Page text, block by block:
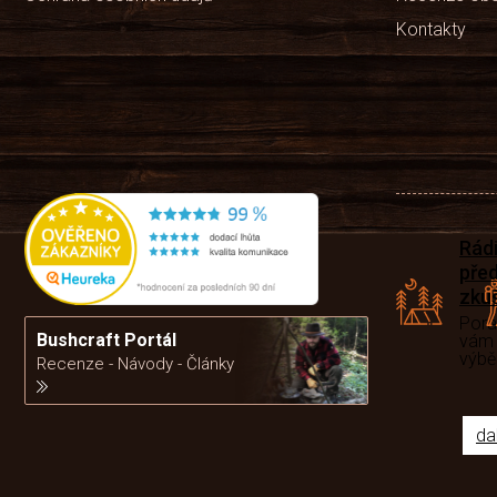
Kontakty
Bushcraft Portál
Recenze - Návody - Články
Rádi
vám